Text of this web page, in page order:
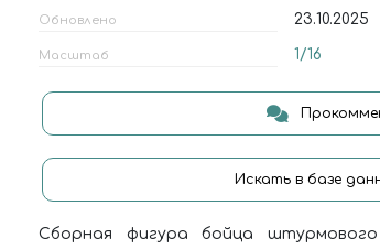
Обновлено 23.10.2025
Масштаб 1/16
Искать в базе
Сборная фигура бойца